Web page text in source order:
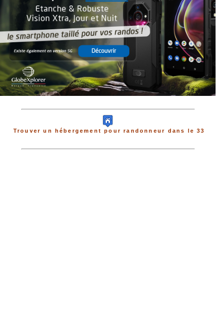
Trouver un hébergement pour randonneur dans le 33